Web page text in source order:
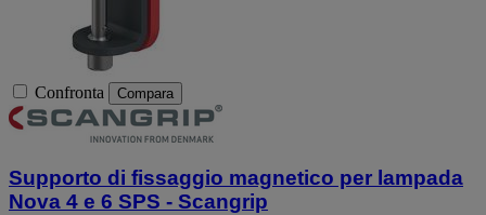
Confronta Compara
Supporto di fissaggio magnetico per lampada
Nova 4 e 6 SPS - Scangrip